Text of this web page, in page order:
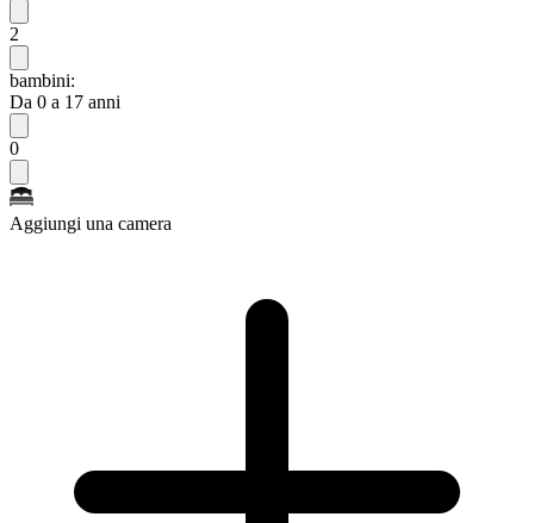
2
bambini:
Da 0 a 17 anni
0
Aggiungi una camera